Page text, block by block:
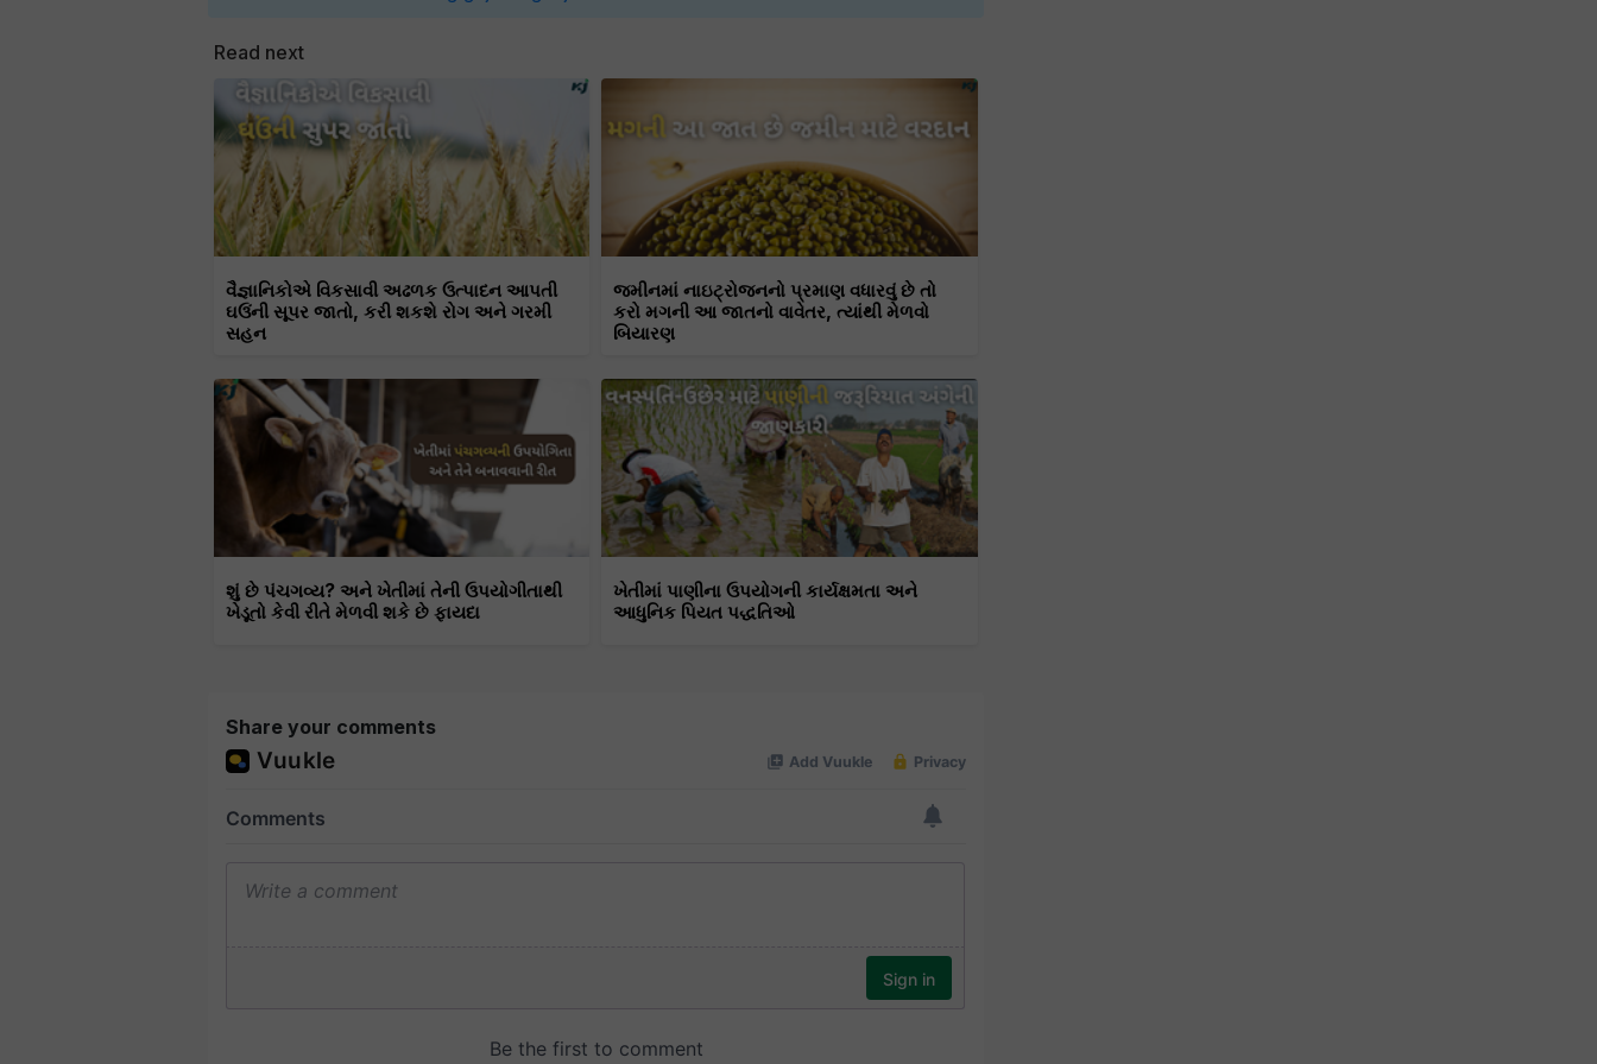
Read next
વૈજ્ઞાનિકોએ વિકસાવી અઢળક ઉત્પાદન આપતી
ઘઉંની સૂપર જાતો, કરી શકશે રોગ અને ગરમી
સહન
જમીનમાં નાઇટ્રોજનનો પ્રમાણ વધારવું છે તો
કરો મગની આ જાતનો વાવેતર, ત્યાંથી મેળવો
બિયારણ
શું છે પંચગવ્ય? અને ખેતીમાં તેની ઉપયોગીતાથી
ખેડૂતો કેવી રીતે મેળવી શકે છે ફાયદા
ખેતીમાં પાણીના ઉપયોગની કાર્યક્ષમતા અને
આધુનિક પિયત પદ્ધતિઓ
Share your comments